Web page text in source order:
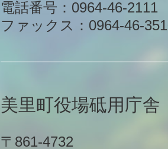
電話番号：0964-46-2111
ファックス：0964-46-
美里町役場砥用庁舎
〒861-4732